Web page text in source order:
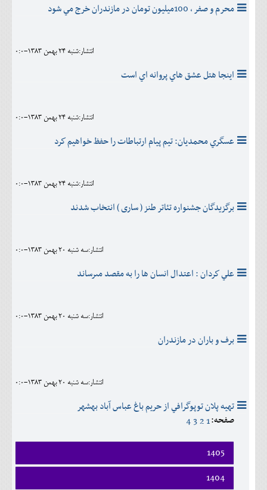
محرم و صفر ، 100ميليون تومان در مازندران خرج مي شود
انتشار:شنبه 24 بهمن 1383-0:0
اينجا هتل عشق هاي پروانه اي است
انتشار:شنبه 24 بهمن 1383-0:0
عسگري محمديان: تيم پيام ارتباطات را حفظ خواهيم كرد
انتشار:شنبه 24 بهمن 1383-0:0
برگزیدگان جشنواره تئاتر طنز ( ساری ) انتخاب شدند
انتشار:سه شنبه 20 بهمن 1383-0:0
علي كردان : اعتدال انسان ها را به مقصد مىرساند
انتشار:سه شنبه 20 بهمن 1383-0:0
برف و باران در مازندران
انتشار:سه شنبه 20 بهمن 1383-0:0
تهيه پلان تو‌پوگرافي از حريم باغ عباس آباد بهشهر
صفحه:1
2
3
4
1405
فروردين
1404